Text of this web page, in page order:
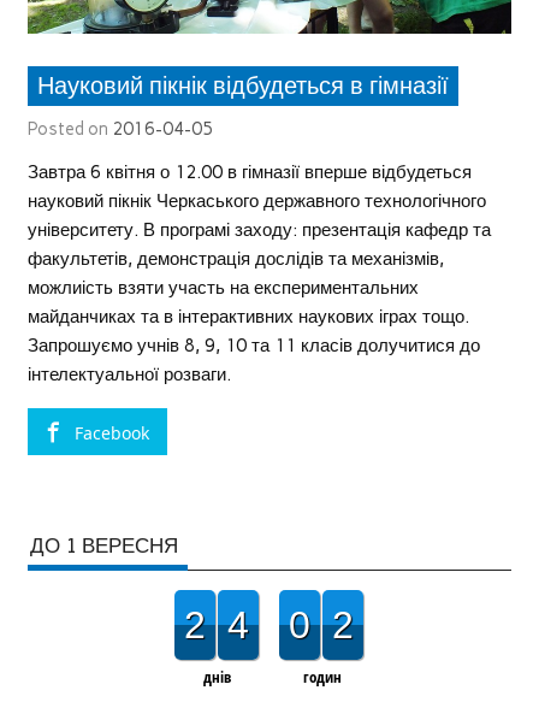
Науковий пікнік відбудеться в гімназії
Posted on 2016-04-05
Завтра 6 квітня о 12.00 в гімназії вперше відбудеться
науковий пікнік Черкаського державного технологічного
університету. В програмі заходу: презентація кафедр та
факультетів, демонстрація дослідів та механізмів,
можлиість взяти участь на експериментальних
майданчиках та в інтерактивних наукових іграх тощо.
Запрошуємо учнів 8, 9, 10 та 11 класів долучитися до
інтелектуальної розваги.
Facebook
ДО 1 ВЕРЕСНЯ
2 4
днів
0 2
годин